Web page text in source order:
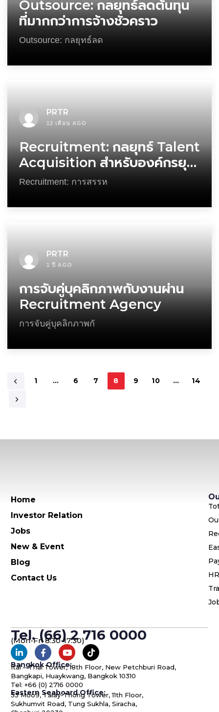
Outsource: กลยุทธ์ลดต้นทุน
ที่มากกว่าการจ้างชั่วคราว
Outsource: กลยุทธ์ลด
PRTR
12 เดือน AGO
Recruitment: กลยุทธ์ Talent
Acquisition สำหรับองค์กรยุค
ใหม่
Recruitment: การสรรห
PRTR
1 ปี AGO
การจับคู่บุคลิกภาพกับงานผ่าน
Recruitment Agency
การจับคู่บุคลิกภาพกั
1 … 6 7 8 9 10 … 14
Home
Investor Relation
Jobs
New & Event
Blog
Contact Us
Tel. (66) 2 716 0000
(Mon-Fri 8:30-17:30)
Bangkok Office:
Ital – Thai Tower, 18th Floor, New Petchburi Road,
Bangkapi, Huaykwang, Bangkok 10310
Tel: +66 (0) 2716 0000
Eastern Seaboard Office:
53 Moo9, Talay-Thong Tower, 11th Floor,
Sukhumvit Road, Tung Sukhla, Siracha,